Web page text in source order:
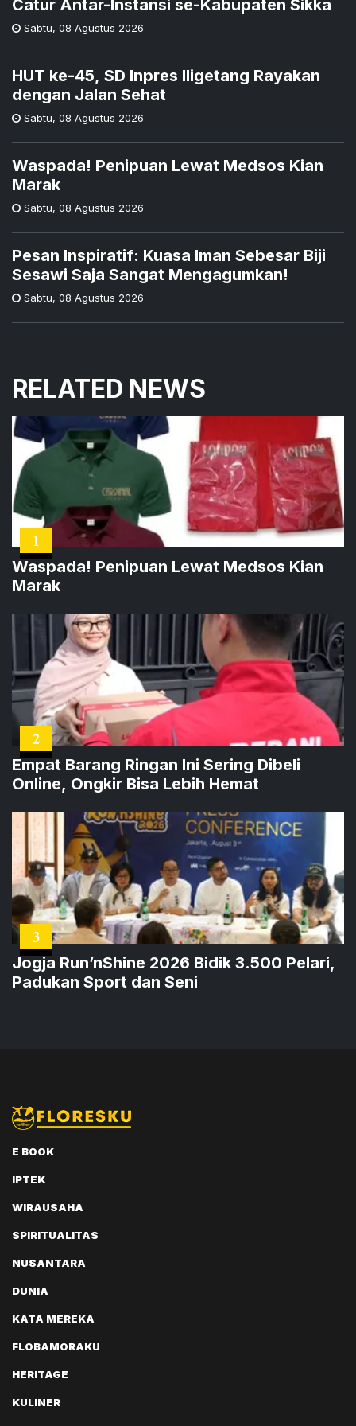
Catur Antar-Instansi se-Kabupaten Sikka
Sabtu, 08 Agustus 2026
HUT ke-45, SD Inpres Iligetang Rayakan
dengan Jalan Sehat
Sabtu, 08 Agustus 2026
Waspada! Penipuan Lewat Medsos Kian
Marak
Sabtu, 08 Agustus 2026
Pesan Inspiratif: Kuasa Iman Sebesar Biji
Sesawi Saja Sangat Mengagumkan!
Sabtu, 08 Agustus 2026
RELATED NEWS
1
Waspada! Penipuan Lewat Medsos Kian
Marak
2
Empat Barang Ringan Ini Sering Dibeli
Online, Ongkir Bisa Lebih Hemat
3
Jogja Run’nShine 2026 Bidik 3.500 Pelari,
Padukan Sport dan Seni
E BOOK
IPTEK
WIRAUSAHA
SPIRITUALITAS
NUSANTARA
DUNIA
KATA MEREKA
FLOBAMORAKU
HERITAGE
KULINER